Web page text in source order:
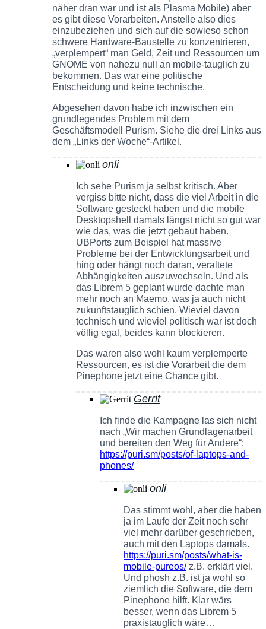
näher dran war und ist als Plasma Mobile) aber
es gibt diese Vorarbeiten. Anstelle also dies
einzubeziehen und sich auf die sowieso schon
schwere Hardware-Baustelle zu konzentrieren,
„verplempert“ man Geld, Zeit und Ressourcen um
GNOME von nahezu null an mobile-tauglich zu
bekommen. Das war eine politische
Entscheidung und keine technische.
Abgesehen davon habe ich inzwischen ein
grundlegendes Problem mit dem
Geschäftsmodell Purism. Siehe die drei Links aus
dem „Links der Woche“-Artikel.
onli
Ich sehe Purism ja selbst kritisch. Aber
vergiss bitte nicht, dass die viel Arbeit in die
Software gesteckt haben und die mobile
Desktopshell damals längst nicht so gut war
wie das, was die jetzt gebaut haben.
UBPorts zum Beispiel hat massive
Probleme bei der Entwicklungsarbeit und
hing oder hängt noch daran, veraltete
Abhängigkeiten auszuwechseln. Und als
das Librem 5 geplant wurde dachte man
mehr noch an Maemo, was ja auch nicht
zukunftstauglich schien. Wieviel davon
technisch und wieviel politisch war ist doch
völlig egal, beides kann blockieren.
Das waren also wohl kaum verplemperte
Ressourcen, es ist die Vorarbeit die dem
Pinephone jetzt eine Chance gibt.
Gerrit
Ich finde die Kampagne las sich nicht
nach „Wir machen Grundlagenarbeit
und bereiten den Weg für Andere“:
https://puri.sm/posts/of-laptops-and-
phones/
onli
Das stimmt wohl, aber die haben
ja im Laufe der Zeit noch sehr
viel mehr darüber geschrieben,
auch mit den Laptops damals.
https://puri.sm/posts/what-is-
mobile-pureos/z.B. erklärt viel.
Und phosh z.B. ist ja wohl so
ziemlich die Software, die dem
Pinephone hilft. Klar wärs
besser, wenn das Librem 5
praxistauglich wäre…